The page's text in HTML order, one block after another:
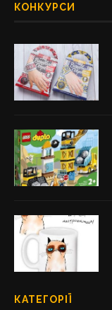
КОНКУРСИ
КАТЕГОРІЇ